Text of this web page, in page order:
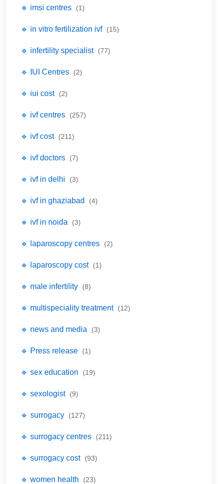
🔹 imsi centres (1)
🔹 in vitro fertilization ivf (15)
🔹 infertility specialist (77)
🔹 IUI Centres (2)
🔹 iui cost (2)
🔹 ivf centres (257)
🔹 ivf cost (211)
🔹 ivf doctors (7)
🔹 ivf in delhi (3)
🔹 ivf in ghaziabad (4)
🔹 ivf in noida (3)
🔹 laparoscopy centres (2)
🔹 laparoscopy cost (1)
🔹 male infertility (8)
🔹 multispeciality treatment (12)
🔹 news and media (3)
🔹 Press release (1)
🔹 sex education (19)
🔹 sexologist (9)
🔹 surrogacy (127)
🔹 surrogacy centres (211)
🔹 surrogacy cost (93)
🔹 women health (23)